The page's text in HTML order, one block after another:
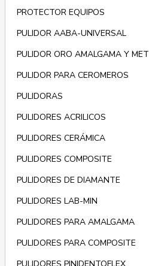
PROTECTOR EQUIPOS
PULIDOR AABA-UNIVERSAL
PULIDOR ORO AMALGAMA Y MET
PULIDOR PARA CEROMEROS
PULIDORAS
PULIDORES ACRILICOS
PULIDORES CERÁMICA
PULIDORES COMPOSITE
PULIDORES DE DIAMANTE
PULIDORES LAB-MIN
PULIDORES PARA AMALGAMA
PULIDORES PARA COMPOSITE